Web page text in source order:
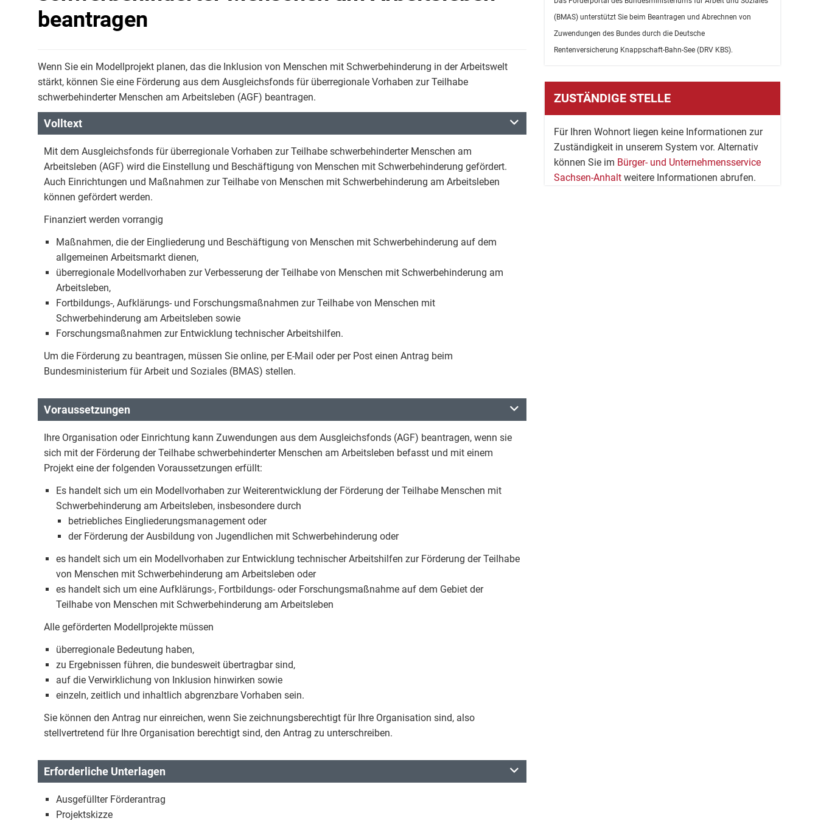
beantragen
Wenn Sie ein Modellprojekt planen, das die Inklusion von Menschen mit Schwerbehinderung in der Arbeitswelt
stärkt, können Sie eine Förderung aus dem Ausgleichsfonds für überregionale Vorhaben zur Teilhabe
schwerbehinderter Menschen am Arbeitsleben (AGF) beantragen.
Volltext
Mit dem Ausgleichsfonds für überregionale Vorhaben zur Teilhabe schwerbehinderter Menschen am
Arbeitsleben (AGF) wird die Einstellung und Beschäftigung von Menschen mit Schwerbehinderung gefördert.
Auch Einrichtungen und Maßnahmen zur Teilhabe von Menschen mit Schwerbehinderung am Arbeitsleben
können gefördert werden.
Finanziert werden vorrangig
Maßnahmen, die der Eingliederung und Beschäftigung von Menschen mit Schwerbehinderung auf dem
allgemeinen Arbeitsmarkt dienen,
überregionale Modellvorhaben zur Verbesserung der Teilhabe von Menschen mit Schwerbehinderung am
Arbeitsleben,
Fortbildungs-, Aufklärungs- und Forschungsmaßnahmen zur Teilhabe von Menschen mit
Schwerbehinderung am Arbeitsleben sowie
Forschungsmaßnahmen zur Entwicklung technischer Arbeitshilfen.
Um die Förderung zu beantragen, müssen Sie online, per E-Mail oder per Post einen Antrag beim
Bundesministerium für Arbeit und Soziales (BMAS) stellen.
Voraussetzungen
Ihre Organisation oder Einrichtung kann Zuwendungen aus dem Ausgleichsfonds (AGF) beantragen, wenn sie
sich mit der Förderung der Teilhabe schwerbehinderter Menschen am Arbeitsleben befasst und mit einem
Projekt eine der folgenden Voraussetzungen erfüllt:
Es handelt sich um ein Modellvorhaben zur Weiterentwicklung der Förderung der Teilhabe Menschen mit
Schwerbehinderung am Arbeitsleben, insbesondere durch
betriebliches Eingliederungsmanagement oder
der Förderung der Ausbildung von Jugendlichen mit Schwerbehinderung oder
es handelt sich um ein Modellvorhaben zur Entwicklung technischer Arbeitshilfen zur Förderung der Teilhabe
von Menschen mit Schwerbehinderung am Arbeitsleben oder
es handelt sich um eine Aufklärungs-, Fortbildungs- oder Forschungsmaßnahme auf dem Gebiet der
Teilhabe von Menschen mit Schwerbehinderung am Arbeitsleben
Alle geförderten Modellprojekte müssen
überregionale Bedeutung haben,
zu Ergebnissen führen, die bundesweit übertragbar sind,
auf die Verwirklichung von Inklusion hinwirken sowie
einzeln, zeitlich und inhaltlich abgrenzbare Vorhaben sein.
Sie können den Antrag nur einreichen, wenn Sie zeichnungsberechtigt für Ihre Organisation sind, also
stellvertretend für Ihre Organisation berechtigt sind, den Antrag zu unterschreiben.
Erforderliche Unterlagen
Ausgefüllter Förderantrag
Projektskizze
(BMAS) unterstützt Sie beim Beantragen und Abrechnen von
Zuwendungen des Bundes durch die Deutsche
Rentenversicherung Knappschaft-Bahn-See (DRV KBS).
ZUSTÄNDIGE STELLE
Für Ihren Wohnort liegen keine Informationen zur
Zuständigkeit in unserem System vor. Alternativ
können Sie im Bürger- und Unternehmensservice
Sachsen-Anhalt weitere Informationen abrufen.